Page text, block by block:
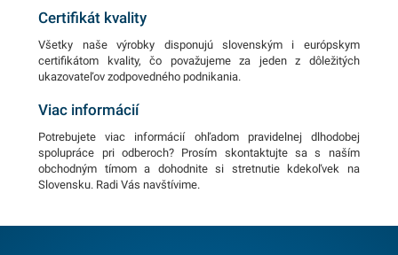
Certifikát kvality
Všetky naše výrobky disponujú slovenským i európskym
certifikátom kvality, čo považujeme za jeden z dôležitých
ukazovateľov zodpovedného podnikania.
Viac informácií
Potrebujete viac informácií ohľadom pravidelnej dlhodobej
spolupráce pri odberoch? Prosím skontaktujte sa s naším
obchodným tímom a dohodnite si stretnutie kdekoľvek na
Slovensku. Radi Vás navštívime.